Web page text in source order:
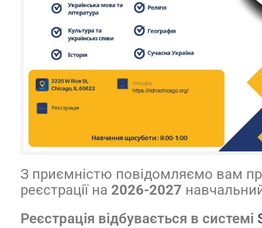
З приємністю повідомляємо вам
реєстрації на 2026-2027
Реєстрація відбувається в системі